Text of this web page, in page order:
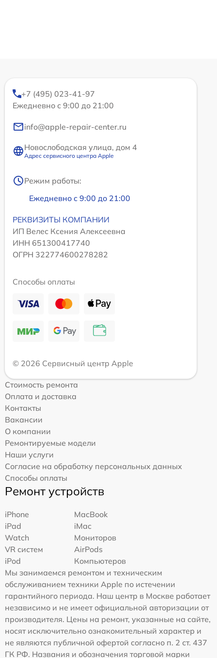
+7 (495) 023-41-97
Ежедневно с 9:00 до 21:00
info@apple-repair-center.ru
Новослободская улица, дом 4
Адрес сервисного центра Apple
Режим работы:
Ежедневно с 9:00 до 21:00
РЕКВИЗИТЫ КОМПАНИИ
ИП Велес Ксения Алексеевна
ИНН 651300417740
ОГРН 322774600278282
Способы оплаты
© 2026 Сервисный центр Apple
Стоимость ремонта
Оплата и доставка
Контакты
Вакансии
О компании
Ремонтируемые модели
Наши услуги
Согласие на обработку персональных данных
Способы оплаты
Ремонт устройств
iPhone
MacBook
iPad
iMac
Watch
Мониторов
VR систем
AirPods
iPod
Компьютеров
Мы занимаемся ремонтом и техническим
обслуживанием техники Apple по истечении
гарантийного периода. Наш центр в Москве работает
независимо и не имеет официальной авторизации от
производителя. Цены на ремонт, указанные на сайте,
носят исключительно ознакомительный характер и
не являются публичной офертой согласно п. 2 ст. 437
ГК РФ. Названия и обозначения торговой марки